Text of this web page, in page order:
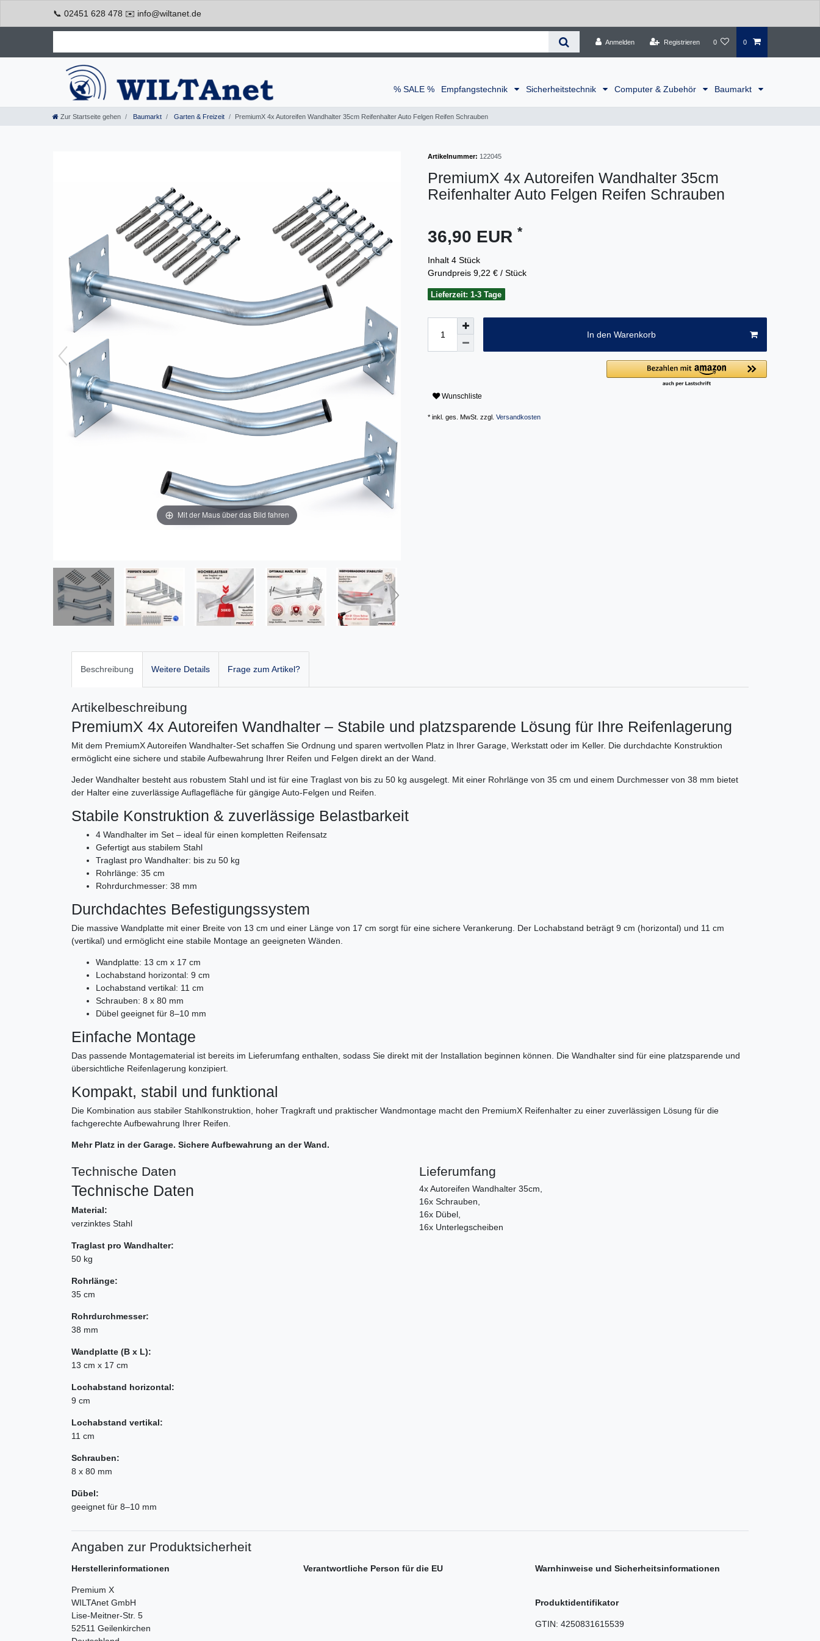
📞 02451 628 478 ✉️ info@wiltanet.de
Anmelden Registrieren 0 0
% SALE % Empfangstechnik Sicherheitstechnik Computer & Zubehör Baumarkt
Zur Startseite gehen Baumarkt Garten & Freizeit PremiumX 4x Autoreifen Wandhalter 35cm Reifenhalter Auto Felgen Reifen Schrauben
Mit der Maus über das Bild fahren
Artikelnummer: 122045
PremiumX 4x Autoreifen Wandhalter 35cm
Reifenhalter Auto Felgen Reifen Schrauben
36,90 EUR *
Inhalt 4 Stück
Grundpreis 9,22 € / Stück
Lieferzeit: 1-3 Tage
In den Warenkorb
Wunschliste
* inkl. ges. MwSt. zzgl. Versandkosten
Beschreibung Weitere Details Frage zum Artikel?
Artikelbeschreibung
PremiumX 4x Autoreifen Wandhalter – Stabile und platzsparende Lösung für Ihre Reifenlagerung
Mit dem PremiumX Autoreifen Wandhalter-Set schaffen Sie Ordnung und sparen wertvollen Platz in Ihrer Garage, Werkstatt oder im Keller. Die durchdachte Konstruktion
ermöglicht eine sichere und stabile Aufbewahrung Ihrer Reifen und Felgen direkt an der Wand.
Jeder Wandhalter besteht aus robustem Stahl und ist für eine Traglast von bis zu 50 kg ausgelegt. Mit einer Rohrlänge von 35 cm und einem Durchmesser von 38 mm bietet
der Halter eine zuverlässige Auflagefläche für gängige Auto-Felgen und Reifen.
Stabile Konstruktion & zuverlässige Belastbarkeit
4 Wandhalter im Set – ideal für einen kompletten Reifensatz
Gefertigt aus stabilem Stahl
Traglast pro Wandhalter: bis zu 50 kg
Rohrlänge: 35 cm
Rohrdurchmesser: 38 mm
Durchdachtes Befestigungssystem
Die massive Wandplatte mit einer Breite von 13 cm und einer Länge von 17 cm sorgt für eine sichere Verankerung. Der Lochabstand beträgt 9 cm (horizontal) und 11 cm
(vertikal) und ermöglicht eine stabile Montage an geeigneten Wänden.
Wandplatte: 13 cm x 17 cm
Lochabstand horizontal: 9 cm
Lochabstand vertikal: 11 cm
Schrauben: 8 x 80 mm
Dübel geeignet für 8–10 mm
Einfache Montage
Das passende Montagematerial ist bereits im Lieferumfang enthalten, sodass Sie direkt mit der Installation beginnen können. Die Wandhalter sind für eine platzsparende und
übersichtliche Reifenlagerung konzipiert.
Kompakt, stabil und funktional
Die Kombination aus stabiler Stahlkonstruktion, hoher Tragkraft und praktischer Wandmontage macht den PremiumX Reifenhalter zu einer zuverlässigen Lösung für die
fachgerechte Aufbewahrung Ihrer Reifen.
Mehr Platz in der Garage. Sichere Aufbewahrung an der Wand.
Technische Daten
Technische Daten
Material:
verzinktes Stahl
Traglast pro Wandhalter:
50 kg
Rohrlänge:
35 cm
Rohrdurchmesser:
38 mm
Wandplatte (B x L):
13 cm x 17 cm
Lochabstand horizontal:
9 cm
Lochabstand vertikal:
11 cm
Schrauben:
8 x 80 mm
Dübel:
geeignet für 8–10 mm
Lieferumfang
4x Autoreifen Wandhalter 35cm,
16x Schrauben,
16x Dübel,
16x Unterlegscheiben
Angaben zur Produktsicherheit
Herstellerinformationen
Premium X
WILTAnet GmbH
Lise-Meitner-Str. 5
52511 Geilenkirchen
Verantwortliche Person für die EU Warnhinweise und Sicherheitsinformationen
Produktidentifikator
GTIN: 4250831615539